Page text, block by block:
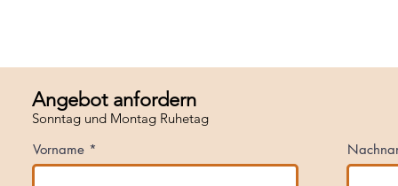
Angebot anfordern
Sonntag und Montag Ruhetag
Vorname